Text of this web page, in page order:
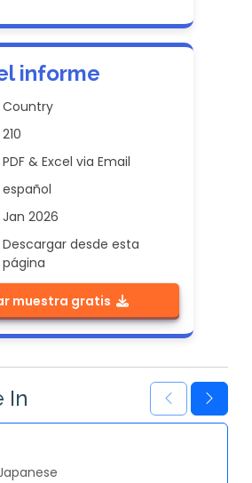
informe
Country
210
PDF & Excel via Email
español
Jan 2026
Descargar desde esta
página
muestra gratis
In